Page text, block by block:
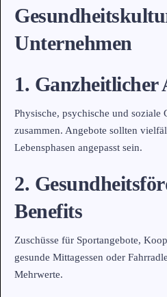
Unternehmen
1. Ganzheitlicher
Physische, psychische und soziale
zusammen. Angebote sollten
Lebensphasen angepasst sein.
2.
Benefits
Zuschüsse für Sportangebote,
gesunde Mittagessen oder
Mehrwerte.